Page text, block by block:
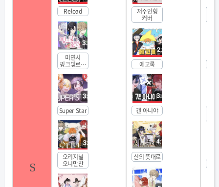
S
Reload
미연시
핑크빛로맨
스
Super Star
오리지널
오니만찬
저주인형
커버
에고록
갠 아니야
신의 뜻대로